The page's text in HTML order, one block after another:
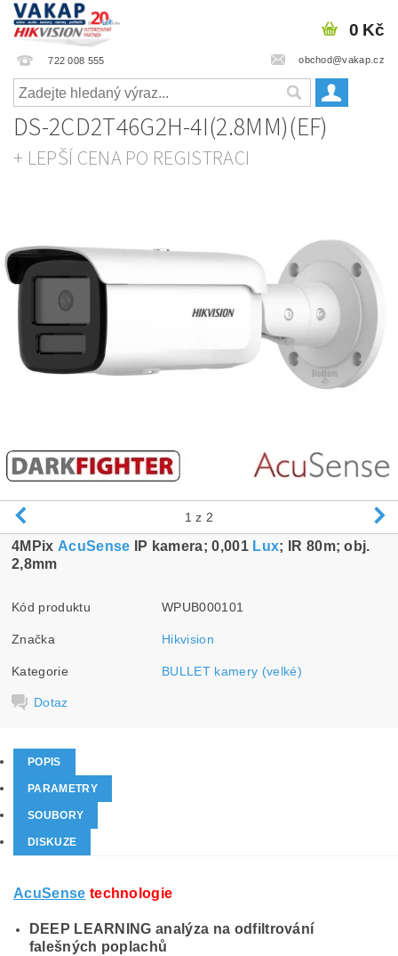
722 008 555 obchod@vakap.cz
0 Kč
DS-2CD2T46G2H-4I(2.8MM)(EF)
+ LEPŠÍ CENA PO REGISTRACI
1 z 2
4MPix AcuSense IP kamera; 0,001 Lux; IR 80m; obj.
2,8mm
Kód produktu WPUB000101
Značka Hikvision
Kategorie BULLET kamery (velké)
Dotaz
POPIS
PARAMETRY
SOUBORY
DISKUZE
AcuSense technologie
DEEP LEARNING analýza na odfiltrování
falešných poplachů